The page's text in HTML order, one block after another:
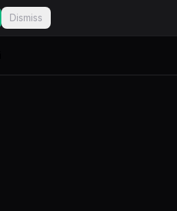
Dismiss